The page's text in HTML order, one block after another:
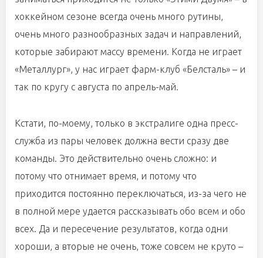
хоккейном сезоне всегда очень много рутины,
очень много разнообразных задач и направлений,
которые забирают массу времени. Когда не играет
«Металлург», у нас играет фарм-клуб «Белсталь» – и
так по кругу с августа по апрель-май.
Кстати, по-моему, только в экстралиге одна пресс-
служба из пары человек должна вести сразу две
команды. Это действительно очень сложно: и
потому что отнимает время, и потому что
приходится постоянно переключаться, из-за чего не
в полной мере удается рассказывать обо всем и обо
всех. Да и пересечение результатов, когда одни
хороши, а вторые не очень, тоже совсем не круто –